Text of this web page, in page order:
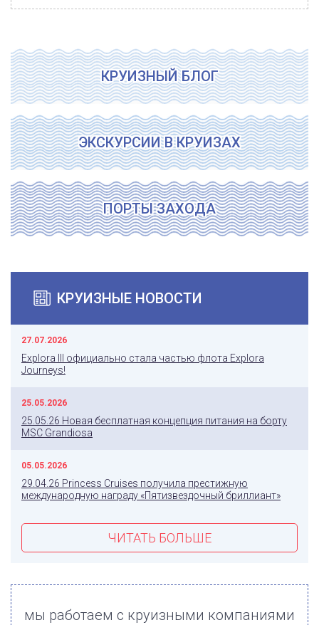
КРУИЗНЫЙ БЛОГ
ЭКСКУРСИИ В КРУИЗАХ
ПОРТЫ ЗАХОДА
КРУИЗНЫЕ НОВОСТИ
27.07.2026
Explora III официально стала частью флота Explora
Journeys!
25.05.2026
25.05.26 Новая бесплатная концепция питания на борту
MSC Grandiosa
05.05.2026
29.04.26 Princess Cruises получила престижную
международную награду «Пятизвездочный бриллиант»
ЧИТАТЬ БОЛЬШЕ
мы работаем с круизными компаниями